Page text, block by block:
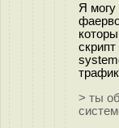
Я могу
> ты